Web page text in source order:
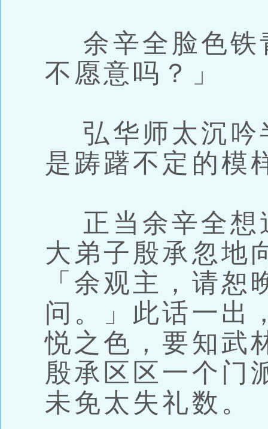
余辛全脸色铁
不愿意吗？」
弘华师太沉吟
是踌躇不定的模
正当余辛全想
大弟子殷承忽地
「余观主，请恕
问。」此话一出
悦之色，要知武
殷承区区一个门
未免太失礼数。